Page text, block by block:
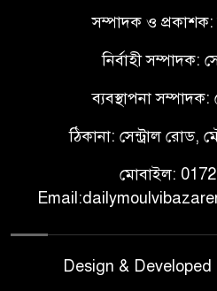
সম্পাদক ও
নির্বাহী
ব্যবস্থাপনা সম্পাদক:
ঠিকানা: সেন্ট্রাল রোড,
মোবাইল:
Design & Developed